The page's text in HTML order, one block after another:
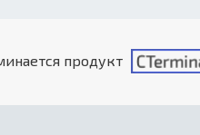
продукт